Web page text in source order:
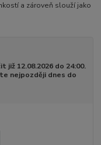
a zároveň slouží jako
již 12.08.2026 do 24:00.
nejpozději dnes do